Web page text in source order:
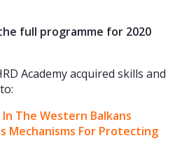
full programme for 2020
Academy acquired skills and
The Western Balkans
Mechanisms For Protecting